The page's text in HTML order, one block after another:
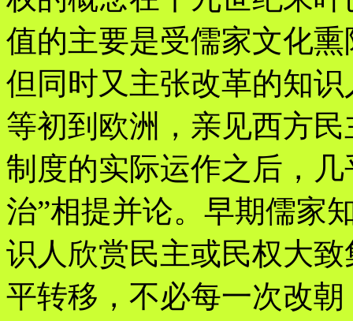
值的主要是受儒家文化熏
但同时又主张改革的知
等初到欧洲，亲见西方民
制度的实际运作之后，
治”相提并论。早期儒家
识人欣赏民主或民权大
平转移，不必每一次改朝